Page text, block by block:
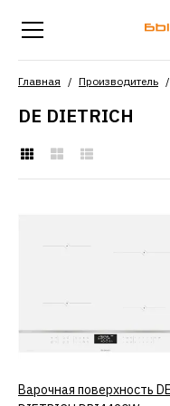
Главная Производитель
DE DIETRICH
КУПИТЬ
Варочная поверхность DE